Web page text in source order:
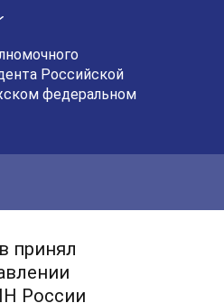
Российской
федеральном
принял
России